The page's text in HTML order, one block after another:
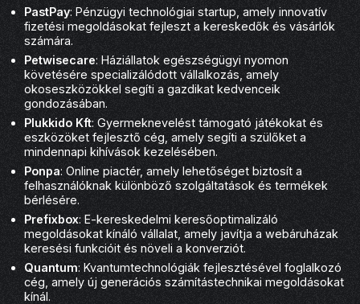
PastPay: Pénzügyi technológiai startup, amely innovatív
fizetési megoldásokat fejleszt a kereskedők és vásárlók
számára.
Petwisecare: Háziállatok egészségügyi nyomon
követésére specializálódott vállalkozás, amely
okoseszközökkel segíti a gazdikat kedvenceik
gondozásában.
Plukkido Kft: Gyermeknevelést támogató játékokat és
eszközöket fejlesztő cég, amely segíti a szülőket a
mindennapi kihívások kezelésében.
Ponpa: Online piactér, amely lehetőséget biztosít a
felhasználóknak különböző szolgáltatások és termékek
bérlésére.
Prefixbox: E-kereskedelmi keresőoptimalizáló
megoldásokat kínáló vállalat, amely javítja a webáruházak
keresési funkcióit és növeli a konverziót.
Quantum: Kvantumtechnológiák fejlesztésével foglalkozó
cég, amely új generációs számítástechnikai megoldásokat
kínál.